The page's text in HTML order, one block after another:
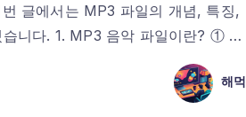
글에서는 MP3 파일의 개념, 특징,
습니다. 1. MP3 음악 파일이란? ① …
해먹